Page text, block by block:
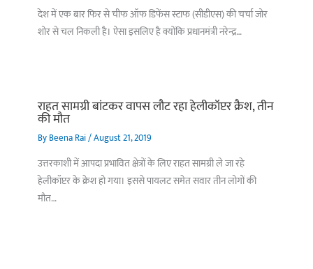
देश में एक बार फिर से चीफ ऑफ डिफेंस स्टाफ (सीडीएस) की चर्चा जोर
शोर से चल निकली है। ऐसा इसलिए है क्योंकि प्रधानमंत्री नरेन्द्र…
राहत सामग्री बांटकर वापस लौट रहा हेलीकॉप्टर क्रैश, तीन
की मौत
ByBeena Rai/August 21, 2019
उत्तरकाशी में आपदा प्रभावित क्षेत्रों के लिए राहत सामग्री ले जा रहे
हेलीकॉप्टर के क्रेश हो गया। इससे पायलट समेत सवार तीन लोगों की
मौत…